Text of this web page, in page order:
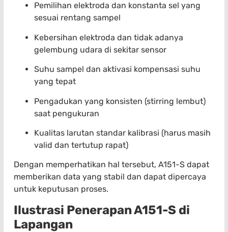
Pemilihan elektroda dan konstanta sel yang
sesuai rentang sampel
Kebersihan elektroda dan tidak adanya
gelembung udara di sekitar sensor
Suhu sampel dan aktivasi kompensasi suhu
yang tepat
Pengadukan yang konsisten (stirring lembut)
saat pengukuran
Kualitas larutan standar kalibrasi (harus masih
valid dan tertutup rapat)
Dengan memperhatikan hal tersebut, A151-S dapat
memberikan data yang stabil dan dapat dipercaya
untuk keputusan proses.
Ilustrasi Penerapan A151-S di
Lapangan